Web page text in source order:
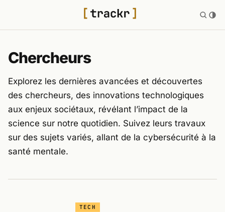
Chercheurs
Explorez les dernières avancées et découvertes
des chercheurs, des innovations technologiques
aux enjeux sociétaux, révélant l’impact de la
science sur notre quotidien. Suivez leurs travaux
sur des sujets variés, allant de la cybersécurité à la
santé mentale.
TECH